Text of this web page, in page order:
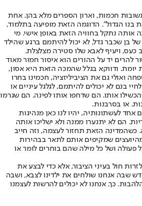
חכמות, וארון הספרים מלא בהן. אחת
בנו הגדול". הדוגמה הזאת מופיעה בתלמוד,
אותה נתקל בחוויה הזאת באופן אישי. מי
של בן שכבר גדל, לא יכול להיתמם ברגע שהילד
כעס, ויעיף לאבא שלו סטירה מצלצלת.
להרים יד על ההורים הוא איסור חמור מאוד
יומת. ודווקא בגלל שהמכה הזאת היא אסון,
ואולי גם את הציביליזציה, חכמינו בחרו
בנם לא יכולים להיתמם, לגלגל עיניים או
אותו. הם שדחפו אותו לפינה. הם שגרמו
או בסרבנות.
לעשתונותיה, יהיו לנו כאן מנהיגות
הם לא יתנערו ממנה ולא ישליכו אותה
כשהמדינה הזאת תחזור לעצמה, וזה חייב
שמקיפים אותם לתאר בבהירות
פעולה ושל כל מילה שהם בוחרים לומר או
חול בעיני הציבור, אלא כדי לבצע את
שבה אנחנו שולחים את ילדינו לצבא, ושבה
כך. אנחנו לא יכולים להרשות לעצמנו